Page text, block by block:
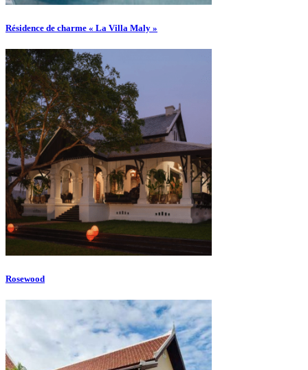
Résidence de charme « La Villa Maly »
Rosewood